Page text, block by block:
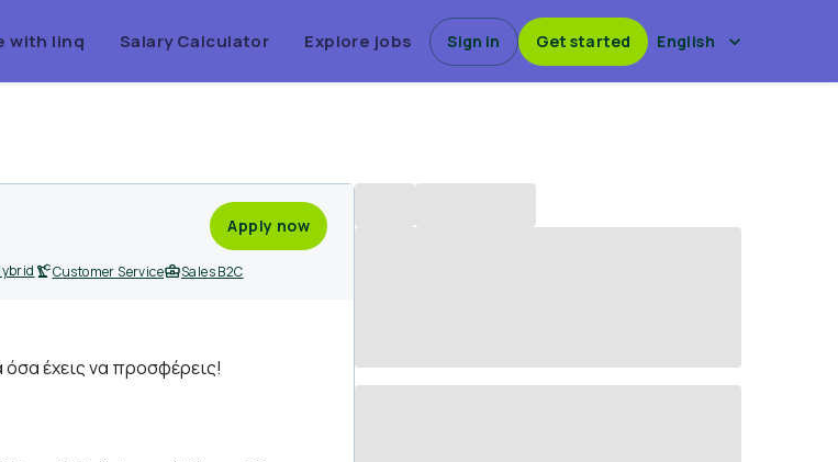
with linq Salary Calculator Explore jobs Sign in Get started English
Apply now
Customer Service Sales B2C
έχεις να προσφέρεις!